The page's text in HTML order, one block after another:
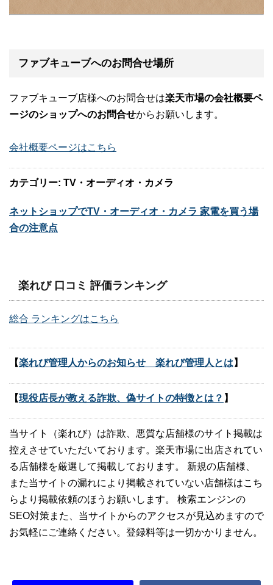
ファブキューブへのお問合せ場所
ファブキューブ店様へのお問合せは楽天市場の会社概要ペ
ージのショップへのお問合せからお願いします。
会社概要ページはこちら
カテゴリー: TV・オーディオ・カメラ
ネットショップでTV・オーディオ・カメラ 家電を買う場
合の注意点
楽れび 口コミ 評価ランキング
総合 ランキングはこちら
【楽れび管理人からのお知らせ 楽れび管理人とは 】
【現役店長が教える詐欺、偽サイトの特徴とは？ 】
当サイト（楽れび）は詐欺、悪質な店舗様のサイト掲載は
控えさせていただいております。楽天市場に出店されてい
る店舗様を厳選して掲載しております。 新規の店舗様、
また当サイトの漏れにより掲載されていない店舗様はこち
らより掲載依頼のほうお願いします。 検索エンジンの
SEO対策また、当サイトからのアクセスが見込めますので
お気軽にご連絡ください。登録料等は一切かかりません。